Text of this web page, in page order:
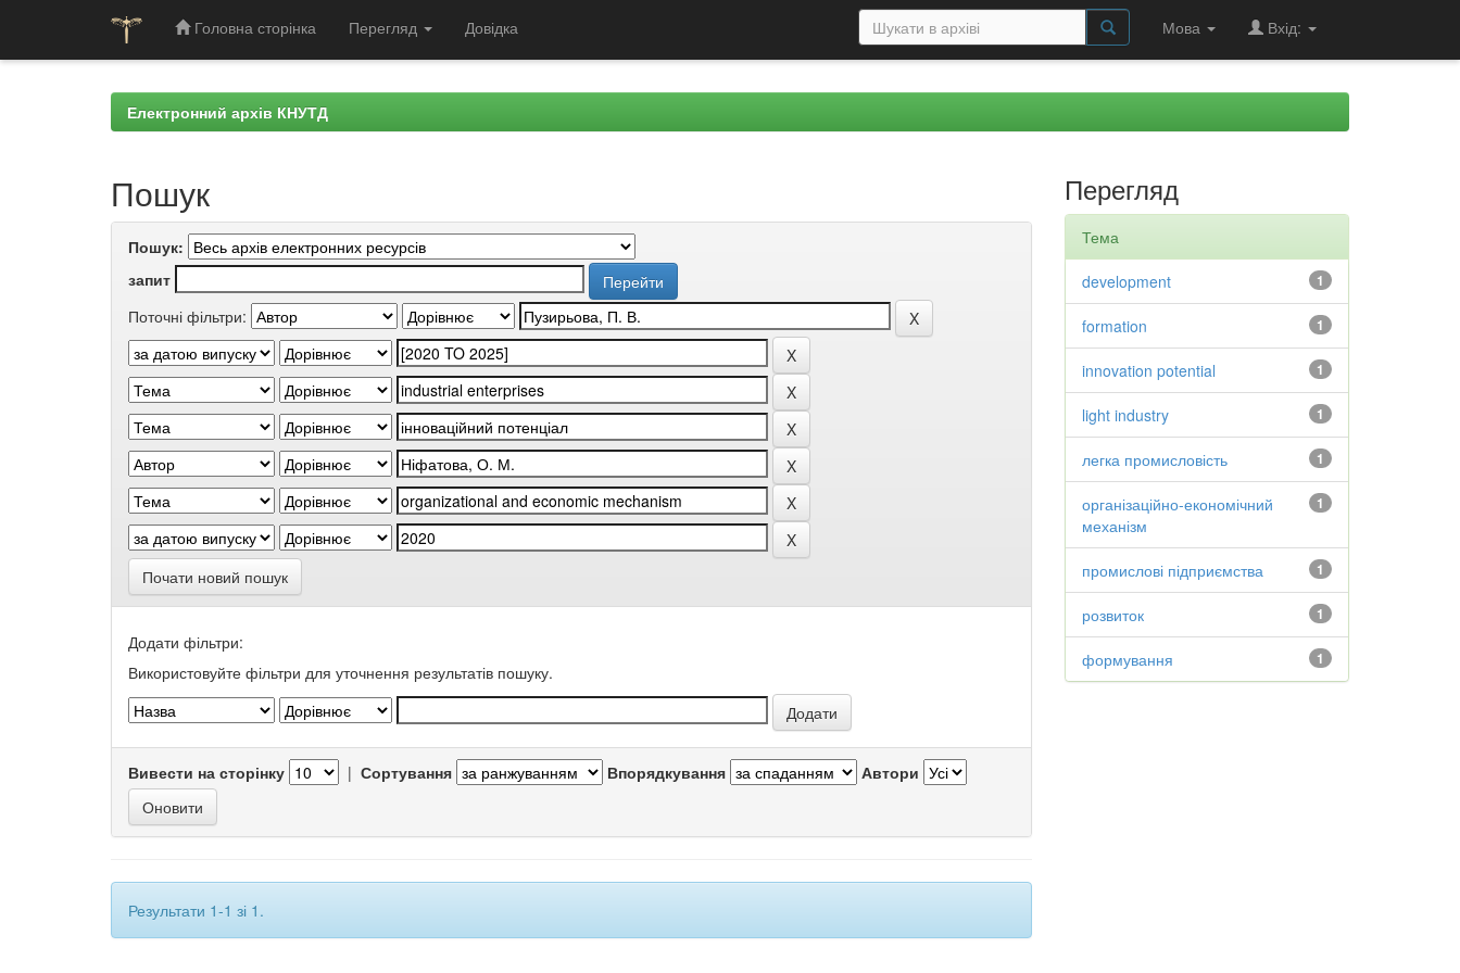
Головна сторінка Перегляд Довідка Мова Вхід:
Електронний архів КНУТД
Пошук
Пошук:
запит
Поточні фільтри:
Почати новий пошук
Додати фільтри:
Використовуйте фільтри для уточнення результатів пошуку.
Вивести на сторінку | Сортування Впорядкування Автори
Результати 1-1 зі 1.
Перегляд
Тема
1
development
1
formation
1
innovation potential
1
light industry
1
легка промисловість
1
організаційно-економічний
механізм
1
промислові підприємства
1
розвиток
1
формування